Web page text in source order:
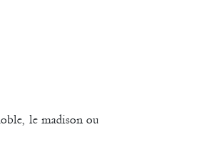
le madison ou